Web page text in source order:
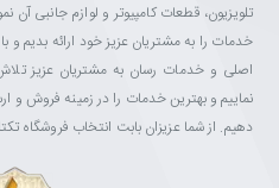
تلویزیون، قطعات کامپیوتر و لوازم جانبی
خدمات را به مشتریان عزیز خود ارائه بدیم و
اصلی و خدمات رسان به مشتریان عزیز
نماییم و بهترین خدمات را در زمینه فروش و
دهیم. از شما عزیزان بابت انتخاب فروشگاه